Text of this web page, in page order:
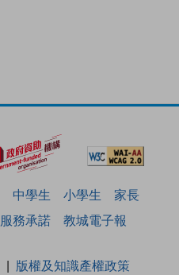
中學生 小學生
家長
服務承諾 教城電子報
版權及知識產權政策